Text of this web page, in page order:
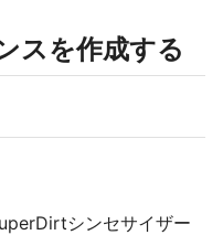
スを作成する
シンセサイザー